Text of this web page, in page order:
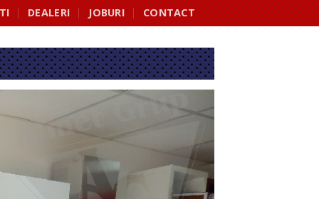
DEALERI JOBURI CONTACT